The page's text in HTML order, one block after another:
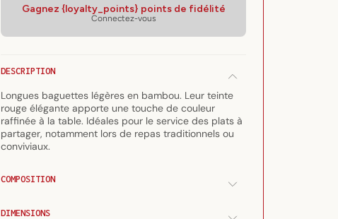
de
service
bambou
&quot;Tori&quot;
de
bambou
&quot;Tori&quot;
Gagnez {loyalty_points} points de fidélité
Connectez-vous
DESCRIPTION
Longues baguettes légères en bambou. Leur teinte
rouge élégante apporte une touche de couleur
raffinée à la table. Idéales pour le service des plats à
partager, notamment lors de repas traditionnels ou
conviviaux.
COMPOSITION
DIMENSIONS